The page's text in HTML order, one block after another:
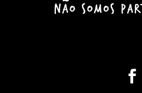
